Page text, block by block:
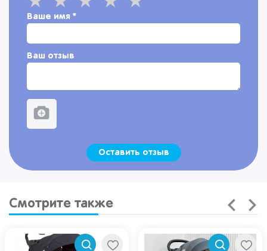
Ваше имя *
Ваш отзыв
Оставить отзыв
Смотрите также